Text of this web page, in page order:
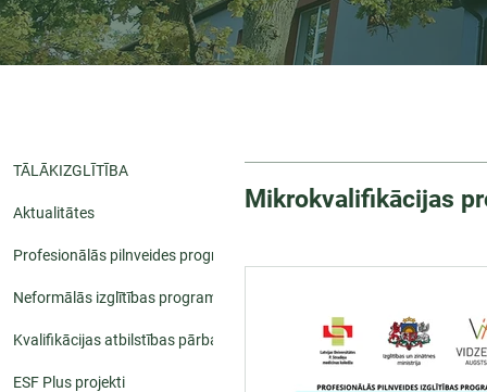
TĀLĀKIZGLĪTĪBA
Aktualitātes
Profesionālās pilnveides programmas
Neformālās izglītības programmas
Kvalifikācijas atbilstības pārbaude
ESF Plus projekti
Mikrokvalifikācijas